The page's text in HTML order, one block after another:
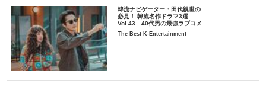
韓流ナビゲーター・田代親世の
必見！ 韓流名作ドラマ3選
Vol.43 40代男の最強ラブコメ
The Best K-Entertainment